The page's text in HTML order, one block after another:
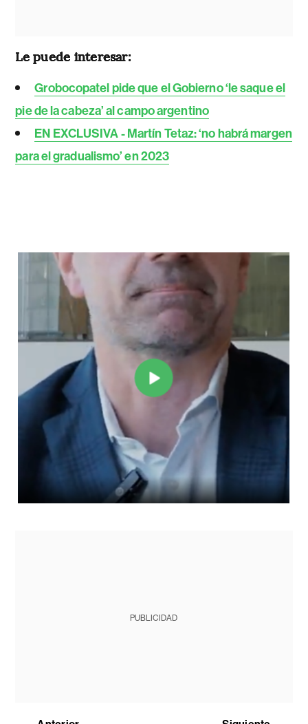
Le puede interesar:
Grobocopatel pide que el Gobierno ‘le saque el
pie de la cabeza’ al campo argentino
EN EXCLUSIVA - Martín Tetaz: ‘no habrá margen
para el gradualismo’ en 2023
PUBLICIDAD